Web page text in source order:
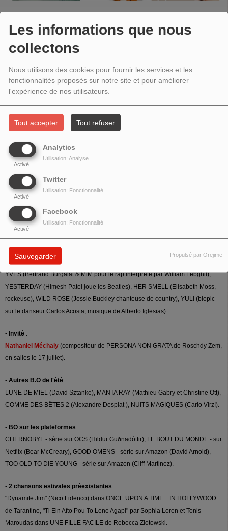
Les informations que nous
collectons
Nous utilisons des cookies pour fournir les services et les
fonctionnalités proposés sur notre site et pour améliorer
l'expérience de nos utilisateurs.
Tout accepter Tout refuser
Analytics
Activé
Utilisation: Analyse
Twitter
Activé
Utilisation: Fonctionnalité
Facebook
Activé
Utilisation: Fonctionnalité
Sauvegarder Propulsé par Orejime
AU SOMMAIRE
Retour sur des B.O récentes
PARTICULES (Èlg), CHILD'S PLAY (Bear McCreary)
- Chronique : Ishtar Matus-echaiz présente Randy Newman (TOY STORY 4)
- BUÑUEL APRÈS L'ÂGE D'OR (Arturo Cardelús) - Prix SACEM de la meilleure
musique au Festival d'Annecy 2019
Films musicaux de l'été
YVES (Bertrand Burgalat & MiM pour le rap interprété par William Lebghil),
YESTERDAY (Himesh Patel joue les Beatles), HER SMELL (Elisabeth Moss,
rockeuse), WILD ROSE (Jessie Buckley chanteuse de country), YULI (biopic
sur le danseur Carlos Acosta, musique de Alberto Iglesias).
- Invité :
Nathaniel Méchaly (compositeur de PERSONA NON GRATA de Roschdy Zem,
en salles le 17 juillet).
- Autres B.O de l'été :
LUNE DE MIEL (David Sztanke), MANTA RAY (Mathieu Gabry et Christine Ott),
COMME DES BÊTES 2 (Alexandre Desplat ), NUITS MAGIQUES (Carlo Virzì).
- BO sur les plateformes :
CHERNOBYL - série sur OCS (Hildur Guðnadóttir), LE BOUT DU MONDE - sur
Netflix (Bear McCreary), GOOD OMENS - série sur Amazon (David Arnold),
TOO OLD TO DIE YOUNG - série sur Amazon (Cliff Martinez).
- 2 chansons estivales préexistantes :
"Dynamite Jim" (Nico Fidenco) dans ONCE UPON A TIME... IN HOLLYWOOD
de Tarantino, "Ti Ein Afto Pou To Lene Agapi" par Sophia Loren et Tonis
Maroudas dans UNE FILLE FACILE de Rebecca Zlotowski.